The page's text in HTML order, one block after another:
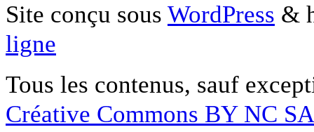
Site conçu sous WordPress &
ligne
Tous les contenus, sauf
Créative Commons BY NC SA